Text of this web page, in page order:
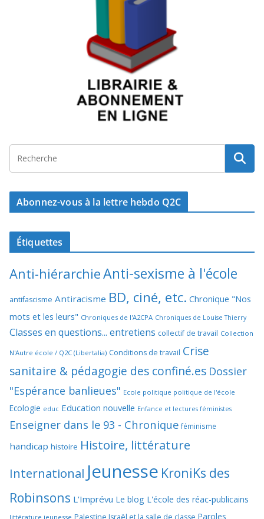
Abonnez-vous à la lettre hebdo Q2C
Étiquettes
Anti-hiérarchieAnti-sexisme à l'école
antifascisme Antiracisme BD, ciné, etc. Chronique "Nos
mots et les leurs" Chroniques de l'A2CPA Chroniques de Louise Thierry
Classes en questions... entretiens collectif de travail Collection
N'Autre école / Q2C (Libertalia) Conditions de travail Crise
sanitaire & pédagogie des confiné.es Dossier
"Espérance banlieues" Ecole politique politique de l'école
Ecologie educ Education nouvelle Enfance et lectures féministes
Enseigner dans le 93 - Chronique féminisme
handicap histoire Histoire, littérature
International Jeunesse KroniKs des
Robinsons L'Imprévu Le blog L'école des réac-publicains
littérature jeunesse
Paroles